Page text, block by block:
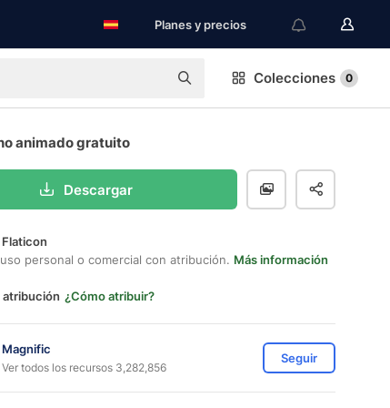
Planes y precios
Colecciones 0
animado gratuito
Descargar
personal o comercial con atribución. Más información
atribución ¿Cómo atribuir?
Magnific
Ver todos los recursos 3,282,856
Seguir